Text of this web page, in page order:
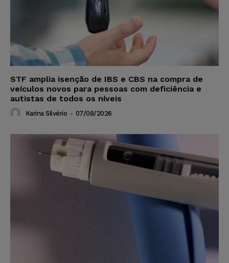
STF amplia isenção de IBS e CBS na compra de
veículos novos para pessoas com deficiência e
autistas de todos os níveis
Karina Silvério - 07/08/2026